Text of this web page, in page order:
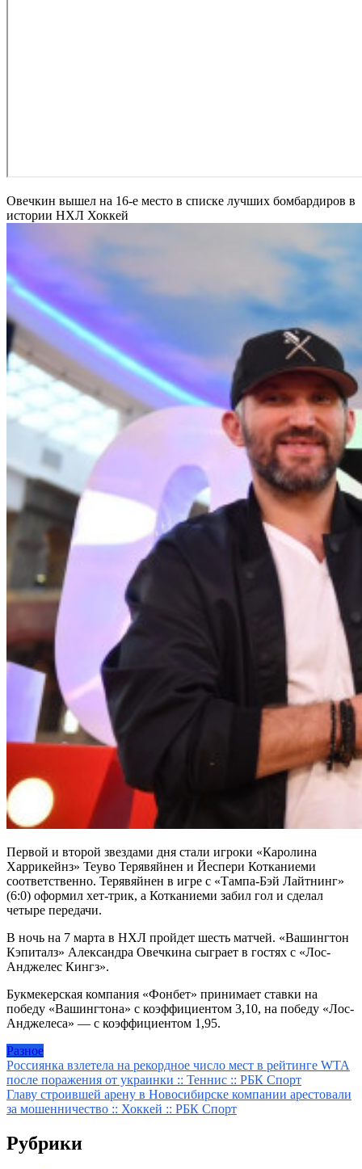
Овечкин вышел на 16-е место в списке лучших бомбардиров в
истории НХЛ Хоккей
Первой и второй звездами дня стали игроки «Каролина
Харрикейнз» Теуво Терявяйнен и Йеспери Котканиеми
соответственно. Терявяйнен в игре с «Тампа-Бэй Лайтнинг»
(6:0) оформил хет-трик, а Котканиеми забил гол и сделал
четыре передачи.
В ночь на 7 марта в НХЛ пройдет шесть матчей. «Вашингтон
Кэпиталз» Александра Овечкина сыграет в гостях с «Лос-
Анджелес Кингз».
Букмекерская компания «Фонбет» принимает ставки на
победу «Вашингтона» с коэффициентом 3,10, на победу «Лос-
Анджелеса» — с коэффициентом 1,95.
Разное
Навигация
по
записям
Россиянка взлетела на рекордное число мест в рейтинге WTA
после поражения от украинки :: Теннис :: РБК Спорт
Главу строившей арену в Новосибирске компании арестовали
за мошенничество :: Хоккей :: РБК Спорт
Рубрики